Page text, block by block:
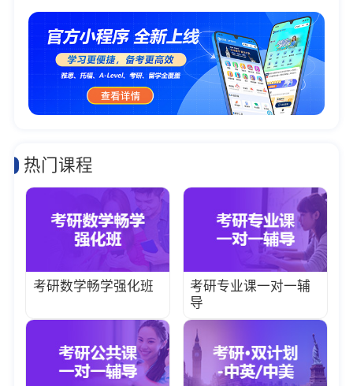
热门课程
考研数学畅学强化班
考研专业课一对一辅
导